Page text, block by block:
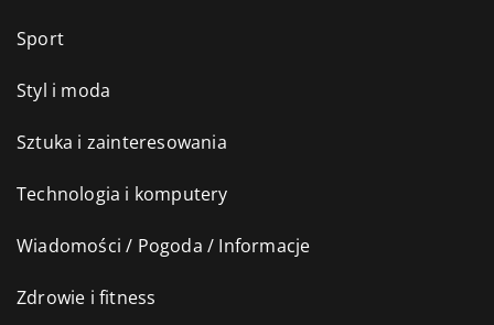
Sport
Styl i moda
Sztuka i zainteresowania
Technologia i komputery
Wiadomości / Pogoda / Informacje
Zdrowie i fitness